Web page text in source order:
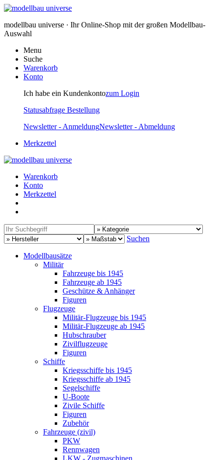
modellbau universe · Ihr Online-Shop mit der großen Modellbau-
Auswahl
Menu
Suche
Warenkorb
Konto
Ich habe ein Kundenkontozum Login
Statusabfrage Bestellung
Newsletter - AnmeldungNewsletter - Abmeldung
Merkzettel
Warenkorb
Konto
Merkzettel
Suchen
Modellbausätze
Militär
Fahrzeuge bis 1945
Fahrzeuge ab 1945
Geschütze & Anhänger
Figuren
Flugzeuge
Militär-Flugzeuge bis 1945
Militär-Flugzeuge ab 1945
Hubschrauber
Zivilflugzeuge
Figuren
Schiffe
Kriegsschiffe bis 1945
Kriegsschiffe ab 1945
Segelschiffe
U-Boote
Zivile Schiffe
Figuren
Zubehör
Fahrzeuge (zivil)
PKW
Rennwagen
LKW - Zugmaschinen